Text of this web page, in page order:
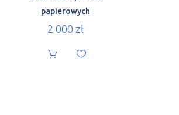
papierowych
2 000 zł